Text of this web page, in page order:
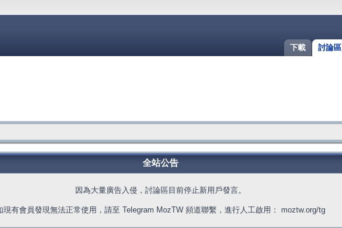
討論區
下載
全站公告
因為大量廣告入侵，討論區目前停止新用戶發言。
現有會員發現無法正常使用，請至 Telegram MozTW 頻道聯繫，進行人工啟用： moztw.org/tg